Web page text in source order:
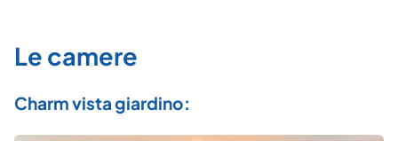
Le camere
Charm vista giardino: